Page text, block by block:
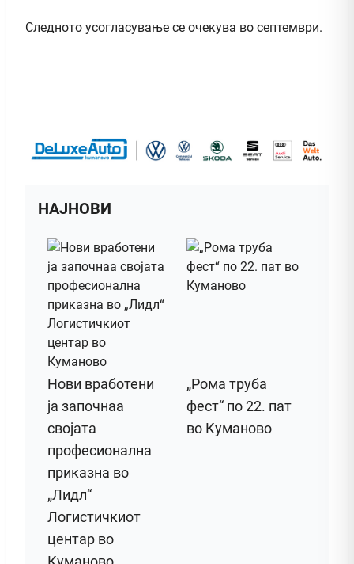
Следното усогласување се очекува во септември.
НАЈНОВИ
Нови вработени
ја започнаа
својата
професионална
приказна во
„Лидл“
Логистичкиот
центар во
„Рома труба
фест“ по 22. пат
во Куманово